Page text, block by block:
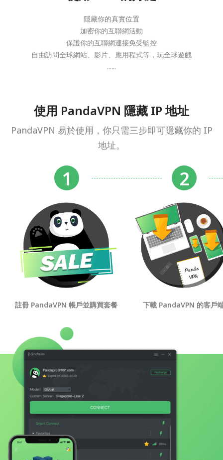
隱藏你的真實位置
加密你的互聯網活動
保護你的互聯網連接免受監控
自由訪問全球網站、影片、應用程式等，玩全球遊戲
......
使用 PandaVPN 隱藏 IP 地址
PandaVPN 易於使用，你只需三步即可隱藏你的 IP
地址。
註冊 PandaVPN 帳戶並購買套餐 下載 PandaVPN 的客戶